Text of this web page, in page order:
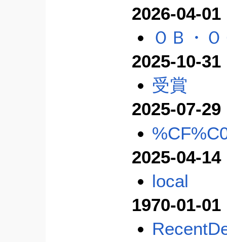
2026-04-01
ＯＢ・
2025-10-31
受賞
2025-07-29
2025-04-14
local
1970-01-01